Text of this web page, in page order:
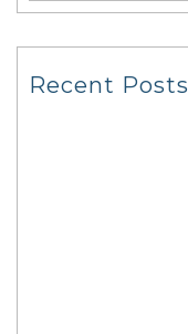
Recent Posts